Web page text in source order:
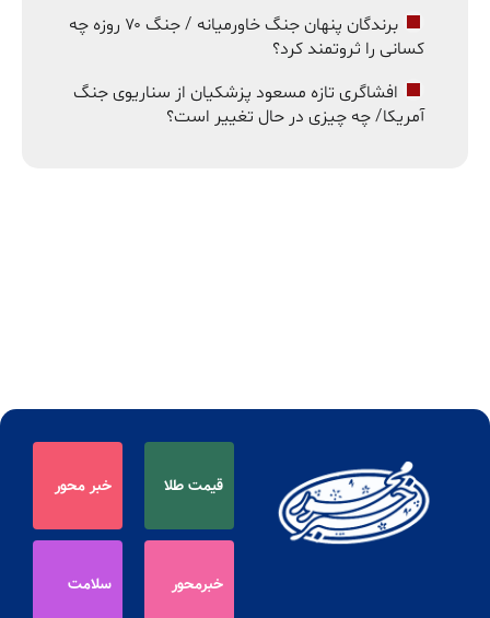
برندگان پنهان جنگ خاورمیانه / جنگ ۷۰ روزه چه
کسانی را ثروتمند کرد؟
افشاگری تازه مسعود پزشکیان از سناریوی جنگ
آمریکا/ چه چیزی در حال تغییر است؟
قیمت طلا خبر محور
خبرمحور سلامت